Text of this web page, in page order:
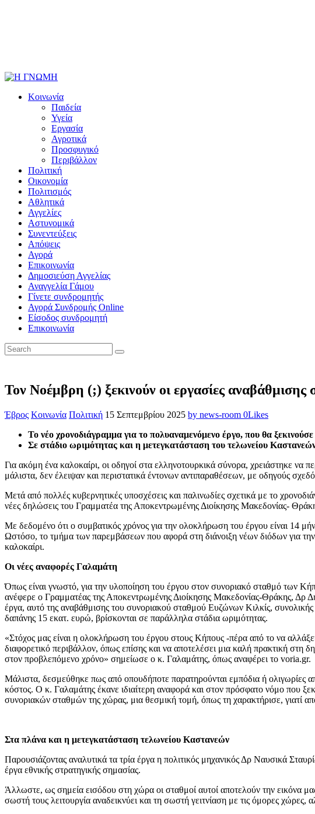
Κοινωνία
Παιδεία
Υγεία
Εργασία
Αγροτικά
Προσφυγικό
Περιβάλλον
Πολιτική
Οικονομία
Πολιτισμός
Αθλητικά
Αγγελίες
Αστυνομικά
Συνεντεύξεις
Απόψεις
Αγορά
Επικοινωνία
Δημοσιεύση Αγγελίας
Αναγγελία Γάμου
Γίνετε συνδρομητής
Αγορά Συνδρομής Online
Είσοδος συνδρομητή
Επικοινωνία
Τον Νοέμβρη (;) ξεκινούν οι εργασίες αναβάθμισης
Έβρος Κοινωνία Πολιτική 15 Σεπτεμβρίου 2025 by news-room 0Likes
Το νέο χρονοδιάγραμμα για το πολυαναμενόμενο έργο, που θα
Σε στάδιο ωριμότητας και η μετεγκατάσταση του
Για ακόμη ένα καλοκαίρι, οι οδηγοί στα ελληνοτουρκικά σύνορα, χρειάστηκε να
μάλιστα, δεν έλειψαν και περιστατικά έντονων αντιπαραθέσεων, με οδηγούς
Μετά από πολλές κυβερνητικές υποσχέσεις και παλινωδίες σχετικά με το
νέες δηλώσεις του Γραμματέα της Αποκεντρωμένης Διοίκησης Μακεδονίας-
Με δεδομένο ότι ο συμβατικός χρόνος για την ολοκλήρωση του έργου είναι 14
Ωστόσο, το τμήμα των παρεμβάσεων που αφορά στη διάνοιξη νέων διόδων για την
καλοκαίρι.
Οι νέες αναφορές Γαλαμάτη
Όπως είναι γνωστό, για την υλοποίηση του έργου στον συνοριακό σταθμό των
ανέφερε ο Γραμματέας της Αποκεντρωμένης Διοίκησης Μακεδονίας-Θράκης,
έργα, αυτό της αναβάθμισης του συνοριακού σταθμού Ευζώνων Κιλκίς,
δαπάνης 15 εκατ. ευρώ, βρίσκονται σε παράλληλα στάδια ωριμότητας.
«Στόχος μας είναι η ολοκλήρωση του έργου στους Κήπους -πέρα από το να
διαφορετικό περιβάλλον, όπως επίσης και να αποτελέσει μια καλή πρακτική στη
στον προβλεπόμενο χρόνο» σημείωσε ο κ. Γαλαμάτης, όπως αναφέρει το voria.gr.
Μάλιστα, δεσμεύθηκε πως από οπουδήποτε παρατηρούνται εμπόδια ή ολιγωρίες
κόστος. Ο κ. Γαλαμάτης έκανε ιδιαίτερη αναφορά και στον πρόσφατο νόμο που
συνοριακών σταθμών της χώρας, μια θεσμική τομή, όπως τη χαρακτήρισε, γιατί
Στα πλάνα και η μετεγκατάσταση τελωνείου Καστανεών
Παρουσιάζοντας αναλυτικά τα τρία έργα η πολιτικός μηχανικός Δρ Ναυσικά
έργα εθνικής στρατηγικής σημασίας.
Άλλωστε, ως σημεία εισόδου στη χώρα οι σταθμοί αυτοί αποτελούν την εικόνα
σωστή τους λειτουργία αναδεικνύει και τη σωστή γειτνίαση με τις όμορες χώρες,